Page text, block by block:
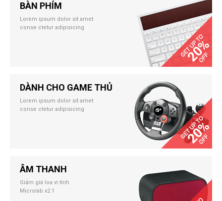
BÀN PHÍM
Lorem ipsum dolor sit amet
conse ctetur adipisicing
DÀNH CHO GAME THỦ
Lorem ipsum dolor sit amet
conse ctetur adipisicing
ÂM THANH
Giảm giá loa vi tính
Microlab x2.1